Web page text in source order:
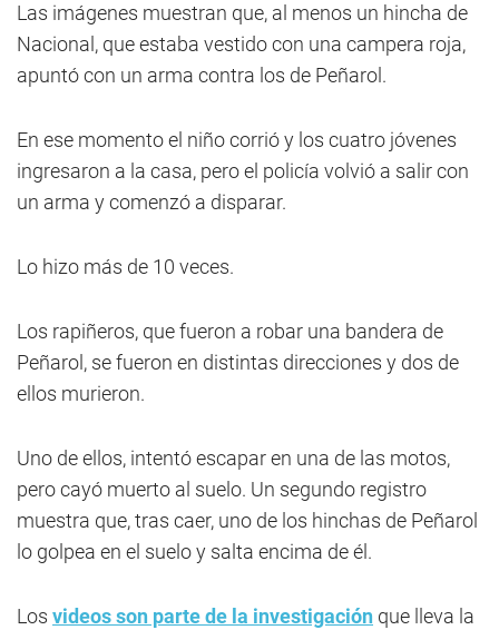
Las imágenes muestran que, al menos un hincha de
Nacional, que estaba vestido con una campera roja,
apuntó con un arma contra los de Peñarol.
En ese momento el niño corrió y los cuatro jóvenes
ingresaron a la casa, pero el policía volvió a salir con
un arma y comenzó a disparar.
Lo hizo más de 10 veces.
Los rapiñeros, que fueron a robar una bandera de
Peñarol, se fueron en distintas direcciones y dos de
ellos murieron.
Uno de ellos, intentó escapar en una de las motos,
pero cayó muerto al suelo. Un segundo registro
muestra que, tras caer, uno de los hinchas de Peñarol
lo golpea en el suelo y salta encima de él.
Los videos son parte de la investigación que lleva la